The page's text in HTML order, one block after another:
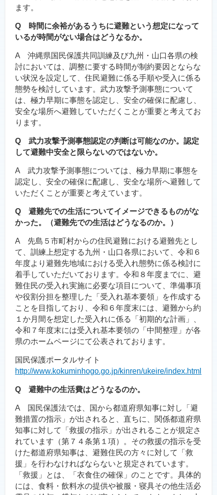
ます。
Q 時間に余裕があるうちに避難という想定になって
いるが時間がない場合はどうなるか。
A 沖縄県国民保護共同訓練及び九州・山口各県の検
討においては、調整に要する時間が制約要因とならな
い状況を設定して、住民避難に係る手順や受入に係る
態勢を検討しています。武力攻撃予測事態について
は、極力早期に事態を認定し、安全の確保に配慮し、
安全な場所へ避難していただくことが重要と考えてお
ります。
Q 武力攻撃予測事態認定の判断は可能なのか。認定
して避難中安全と限らないのではないか。
A 武力攻撃予測事態については、極力早期に事態を
認定し、安全の確保に配慮し、安全な場所へ避難して
いただくことが重要と考えています。
Q 避難先での生活についてイメージできるものがな
かった。（避難先での生活はどうなるのか。）
A 先島５市町村からの住民避難における避難先とし
て、訓練上想定する九州・山口各県において、令和６
年度より避難先地域における受入れ態勢に係る検討に
着手していただいております。令和８年度までに、避
難住民の受入れ実施に必要な項目について、準備事項
や役割分担を整理した「受入れ基本要領」を作成する
ことを目指しており、令和６年度末には、避難から約
１か月間を想定した受入れに係る「初期的な計画」、
令和７年度末には受入れ基本要領の「中間整理」が各
県のホームページにて公表されております。
国民保護ポータルサイト
http://www.kokuminhogo.go.jp/kinren/ukeire/index.html
Q 避難中の生活費はどうなるのか。
A 国民保護法では、国から都道府県知事に対し「避
難措置の指示」が出されると、直ちに、関係都道府県
知事に対して「救援の指示」が出されることが規定さ
れています（第７４条第１項）。その救援の指示を受
けた都道府県知事は、避難住民の方々に対して「救
援」を行わなければならないと規定されています。
「救援」とは、「衣食住の確保」のことです。具体的
には、食料・飲料水の提供や被服・寝具その他生活必